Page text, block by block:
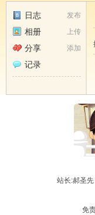
发布
日志
上传
相册
添加
分享
记录
站长:郝圣
免